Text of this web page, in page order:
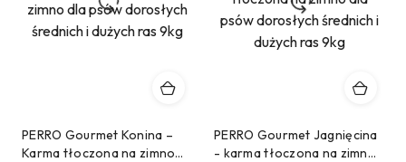
PERRO Gourmet Konina –
Karma tłoczona na zimno
PERRO Gourmet Jagnięcina
- karma tłoczona na zimno